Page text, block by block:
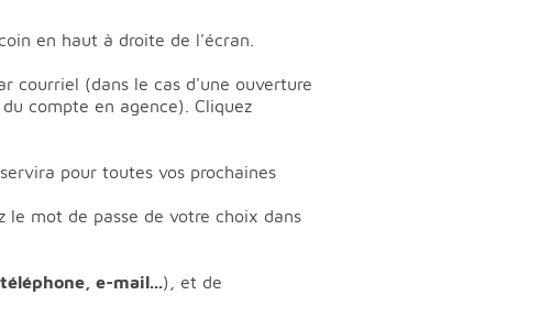
en haut à droite de l'écran.
courriel (dans le cas d'une ouverture
compte en agence). Cliquez
pour toutes vos prochaines
le mot de passe de votre choix dans
téléphone, e-mail...), et de